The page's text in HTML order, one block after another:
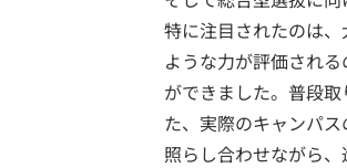
特に注目されたのは
ような力が評価され
ができました。普段
た、実際のキャンパ
照らし合わせながら、